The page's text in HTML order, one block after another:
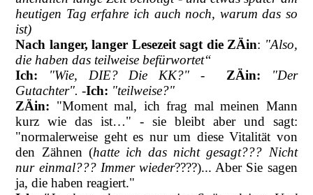
heutigen Tag erfahre ich auch noch, warum das so
ist)
Nach langer, langer Lesezeit sagt die ZÄin: "Also,
die haben das teilweise befürwortet“
Ich:
"Wie, DIE? Die KK?" - ZÄin:
"Der
Gutachter". -Ich: "teilweise?"
ZÄin: "Moment mal, ich frag mal meinen Mann
kurz wie das ist…" - sie bleibt aber und sagt:
"normalerweise geht es nur um diese Vitalität von
den Zähnen (hatte ich das nicht gesagt??? Nicht
nur einmal??? Immer wieder????)... Aber Sie sagen
ja, die haben reagiert."